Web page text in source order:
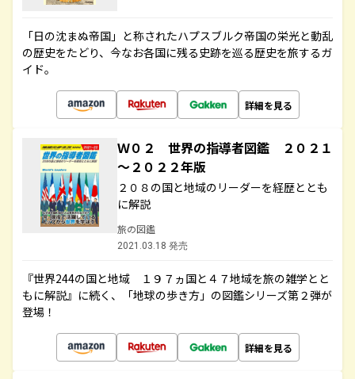
「日の沈まぬ帝国」と称されたハプスブルク帝国の栄光と動乱
の歴史をたどり、今なお各国に残る史跡を巡る歴史を旅するガ
イド。
詳細を見る
Ｗ０２ 世界の指導者図鑑 ２０２１
～２０２２年版
２０８の国と地域のリーダーを経歴ととも
に解説
旅の図鑑
2021.03.18 発売
『世界244の国と地域 １９７ヵ国と４７地域を旅の雑学とと
もに解説』に続く、「地球の歩き方」の図鑑シリーズ第２弾が
登場！
詳細を見る